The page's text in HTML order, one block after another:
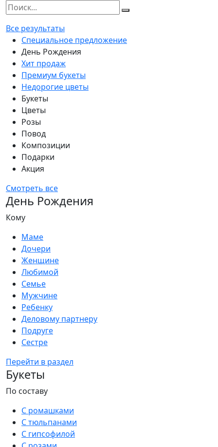
Все результаты
Специальное предложение
День Рождения
Хит продаж
Премиум букеты
Недорогие цветы
Букеты
Цветы
Розы
Повод
Композиции
Подарки
Акция
Смотреть все
День Рождения
Кому
Маме
Дочери
Женщине
Любимой
Семье
Мужчине
Ребенку
Деловому партнеру
Подруге
Сестре
Перейти в раздел
Букеты
По составу
С ромашками
С тюльпанами
С гипсофилой